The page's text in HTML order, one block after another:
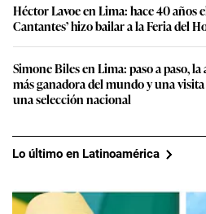
Héctor Lavoe en Lima: hace 40 años
Cantantes’ hizo bailar a la Feria del
Simone Biles en Lima: paso a paso,
más ganadora del mundo y una
una selección nacional
Lo último en Latinoamérica